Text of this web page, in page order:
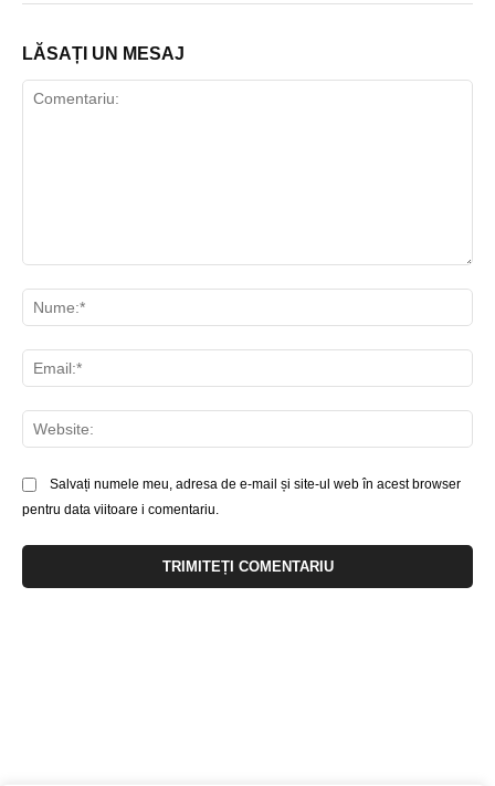
LĂSAȚI UN MESAJ
Salvați numele meu, adresa de e-mail și site-ul web în acest browser
pentru data viitoare i comentariu.